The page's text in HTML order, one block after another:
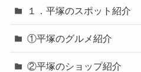
１．平塚のスポット紹介
①平塚のグルメ紹介
②平塚のショップ紹介